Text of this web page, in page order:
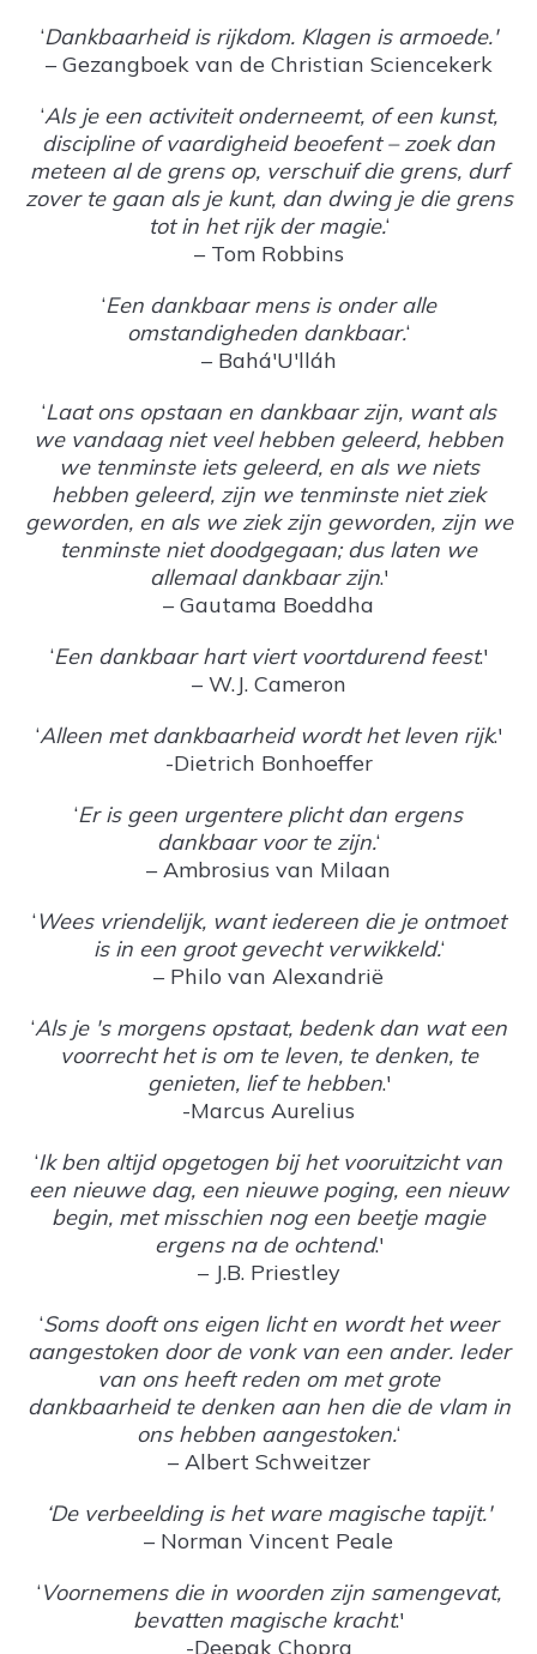
‘Dankbaarheid is rijkdom. Klagen is armoede.'
– Gezangboek van de Christian Sciencekerk
‘Als je een activiteit onderneemt, of een kunst,
discipline of vaardigheid beoefent – zoek dan
meteen al de grens op, verschuif die grens, durf
zover te gaan als je kunt, dan dwing je die grens
tot in het rijk der magie.‘
– Tom Robbins
‘Een dankbaar mens is onder alle
omstandigheden dankbaar.‘
– Bahá'U'lláh
‘Laat ons opstaan en dankbaar zijn, want als
we vandaag niet veel hebben geleerd, hebben
we tenminste iets geleerd, en als we niets
hebben geleerd, zijn we tenminste niet ziek
geworden, en als we ziek zijn geworden, zijn we
tenminste niet doodgegaan; dus laten we
allemaal dankbaar zijn.'
– Gautama Boeddha
‘Een dankbaar hart viert voortdurend feest.'
– W.J. Cameron
‘Alleen met dankbaarheid wordt het leven rijk.'
-Dietrich Bonhoeffer
‘Er is geen urgentere plicht dan ergens
dankbaar voor te zijn.‘
– Ambrosius van Milaan
‘Wees vriendelijk, want iedereen die je ontmoet
is in een groot gevecht verwikkeld.‘
– Philo van Alexandrië
‘Als je 's morgens opstaat, bedenk dan wat een
voorrecht het is om te leven, te denken, te
genieten, lief te hebben.'
-Marcus Aurelius
‘Ik ben altijd opgetogen bij het vooruitzicht van
een nieuwe dag, een nieuwe poging, een nieuw
begin, met misschien nog een beetje magie
ergens na de ochtend.'
– J.B. Priestley
‘Soms dooft ons eigen licht en wordt het weer
aangestoken door de vonk van een ander. Ieder
van ons heeft reden om met grote
dankbaarheid te denken aan hen die de vlam in
ons hebben aangestoken.‘
– Albert Schweitzer
‘De verbeelding is het ware magische tapijt.'
– Norman Vincent Peale
‘Voornemens die in woorden zijn samengevat,
bevatten magische kracht.'
-Deepak Chopra